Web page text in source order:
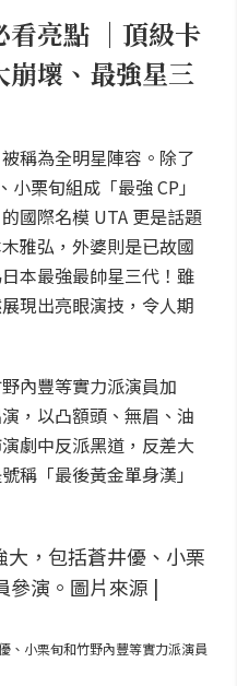
看亮點 ｜頂級卡
崩壞、最強星三
稱為全明星陣容。除了
栗旬組成「最強 CP」
國際名模 UTA 更是話題
雅弘，外婆則是已故國
本最強最帥星三代！雖
現出亮眼演技，令人期
內豐等實力派演員加
，以凸額頭、無眉、油
劇中反派黑道，反差大
稱「最後黃金單身漢」
、小栗旬和竹野內豐等實力派演員